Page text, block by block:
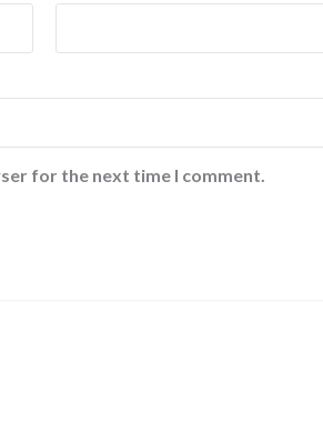
for the next time I comment.